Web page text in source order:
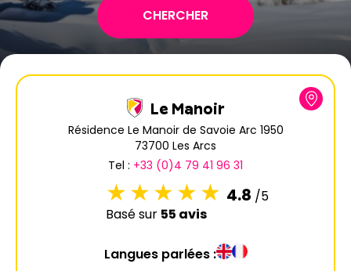
Le Manoir
Résidence Le Manoir de Savoie Arc 1950
73700 Les Arcs
Tel : +33 (0)4 79 41 96 31
4.8 /5
Basé sur 55 avis
Langues parlées :